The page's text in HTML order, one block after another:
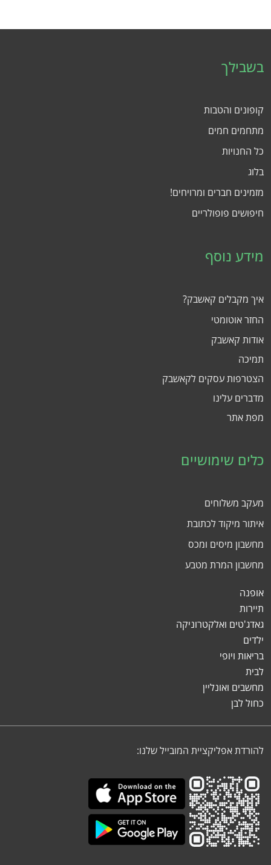
בשבילך
קופונים והטבות
מתחמים חמים
כל החנויות
בלוג
מזמינים חברים ומרויחים!
חיפושים פופולריים
מידע נוסף
איך מקבלים קאשבק?
החזר אוטומטי
אודות קאשבק
תמיכה
הצטרפות עסקים לקאשבק
מדברים עלינו
מפת אתר
כלים שימושיים
מעקב משלוחים
איתור מיקוד לכתובת
מחשבון מיסים ומכס
מחשבון המרת מטבע
אופנה
תיירות
גאדג'טים ואלקטרוניקה
ילדים
בריאות ויופי
לבית
מחשבים ואונליין
כחול לבן
להורדת אפליקציית המובייל שלנו: